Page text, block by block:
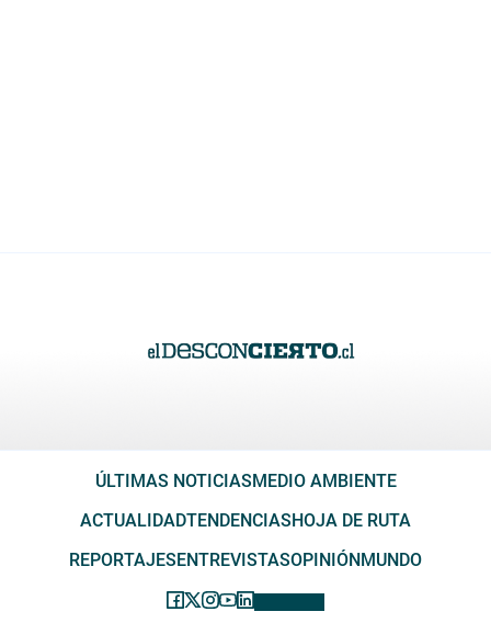
ÚLTIMAS NOTICIASMEDIO AMBIENTE
ACTUALIDADTENDENCIASHOJA DE RUTA
REPORTAJESENTREVISTASOPINIÓNMUNDO